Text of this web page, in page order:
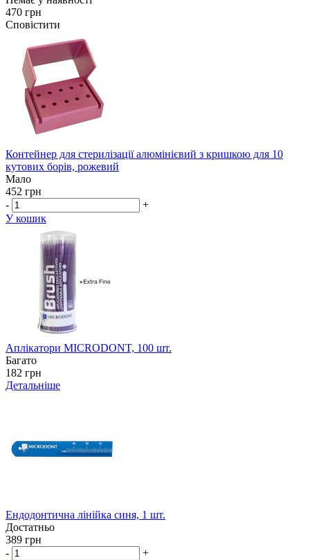
470 грн
Сповістити
Контейнер для стерилізації алюмінієвий з кришкою для 10
кутових борів, рожевий
Мало
452 грн
-
+
У кошик
Аплікатори MICRODONT, 100 шт.
Багато
182 грн
Детальніше
Ендодонтична лінійка синя, 1 шт.
Достатньо
389 грн
-
+